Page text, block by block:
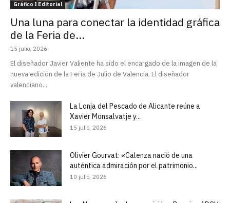
Gráfico I Editorial
Una luna para conectar la identidad gráfica
de la Feria de...
15 julio, 2026
El diseñador Javier Valiente ha sido el encargado de la imagen de la
nueva edición de la Feria de Julio de Valencia. El diseñador
valenciano...
La Lonja del Pescado de Alicante reúne a
Xavier Monsalvatje y...
15 julio, 2026
Olivier Gourvat: «Calenza nació de una
auténtica admiración por el patrimonio...
10 julio, 2026